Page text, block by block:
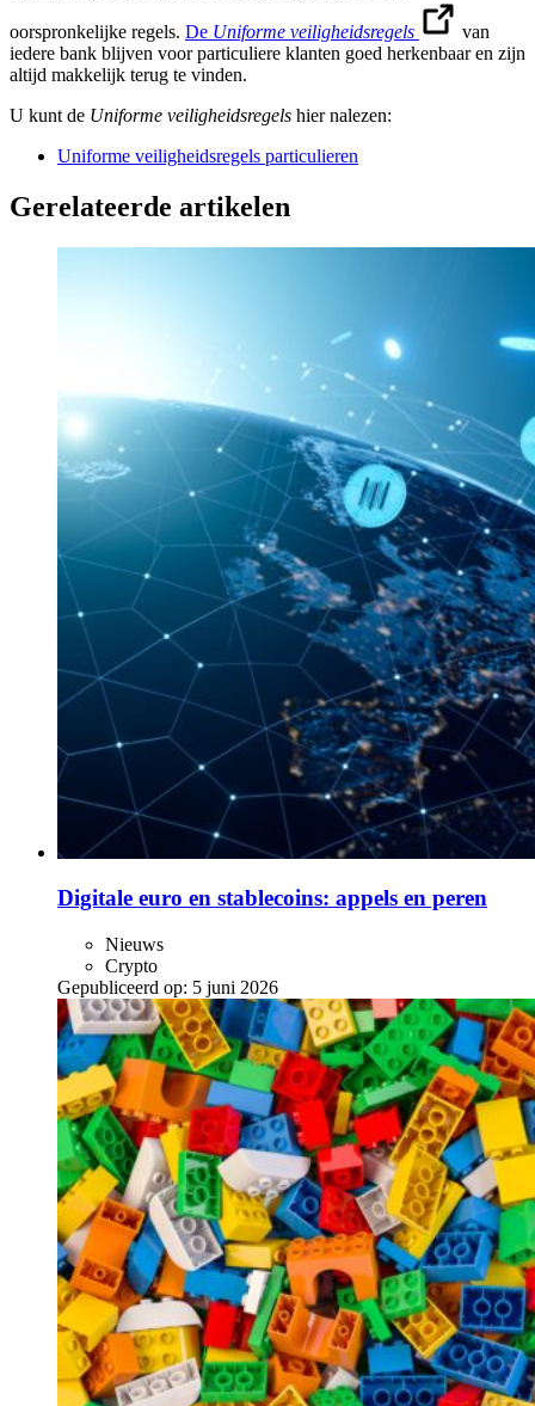
oorspronkelijke regels. De Uniforme veiligheidsregels
van
iedere bank blijven voor particuliere klanten goed herkenbaar en zijn
altijd makkelijk terug te vinden.
U kunt de Uniforme veiligheidsregels hier nalezen:
Uniforme veiligheidsregels particulieren
Gerelateerde artikelen
Digitale euro en stablecoins: appels en peren
Nieuws
Crypto
Gepubliceerd op: 5 juni 2026